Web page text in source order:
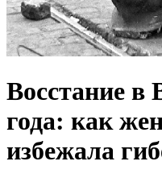
Восстание в
года: как
избежала